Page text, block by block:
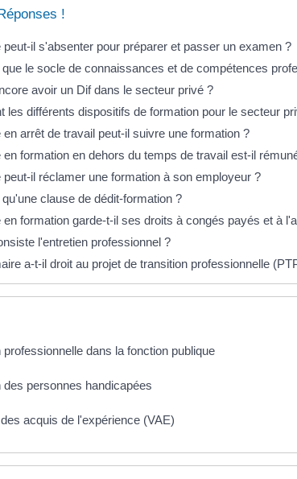
!
peut-il s'absenter pour préparer et passer un examen ?
le socle de connaissances et de compétences
avoir un Dif dans le secteur privé ?
les différents dispositifs de formation pour le secteur
en arrêt de travail peut-il suivre une formation ?
en formation en dehors du temps de travail est-il
peut-il réclamer une formation à son employeur ?
clause de dédit-formation ?
en formation garde-t-il ses droits à congés payés et à
l'entretien professionnel ?
a-t-il droit au projet de transition professionnelle
professionnelle dans la fonction publique
des personnes handicapées
acquis de l'expérience (VAE)